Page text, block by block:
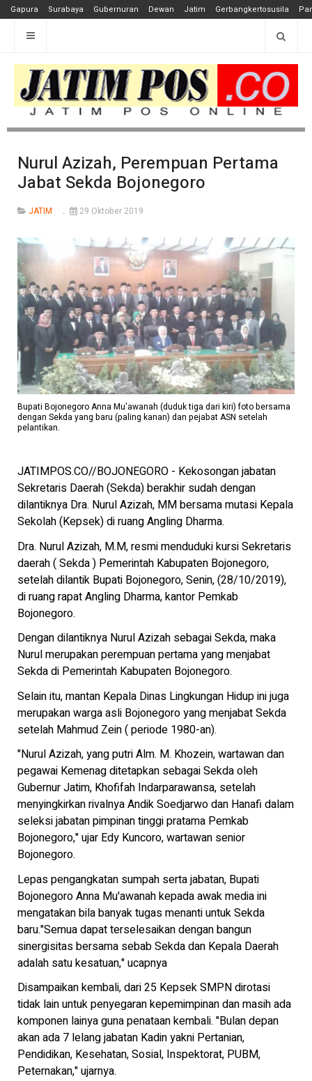
Gapura Surabaya Gubernuran Dewan Jatim Gerbangkertosusila
Nurul Azizah, Perempuan Pertama
Jabat Sekda Bojonegoro
JATIM 29 Oktober 2019
Bupati Bojonegoro Anna Mu'awanah (duduk tiga dari kiri) foto bersama
dengan Sekda yang baru (paling kanan) dan pejabat ASN setelah
pelantikan.
JATIMPOS.CO//BOJONEGORO - Kekosongan jabatan
Sekretaris Daerah (Sekda) berakhir sudah dengan
dilantiknya Dra. Nurul Azizah, MM bersama mutasi Kepala
Sekolah (Kepsek) di ruang Angling Dharma.
Dra. Nurul Azizah, M.M, resmi menduduki kursi Sekretaris
daerah ( Sekda ) Pemerintah Kabupaten Bojonegoro,
setelah dilantik Bupati Bojonegoro, Senin, (28/10/2019),
di ruang rapat Angling Dharma, kantor Pemkab
Bojonegoro.
Dengan dilantiknya Nurul Azizah sebagai Sekda, maka
Nurul merupakan perempuan pertama yang menjabat
Sekda di Pemerintah Kabupaten Bojonegoro.
Selain itu, mantan Kepala Dinas Lingkungan Hidup ini juga
merupakan warga asli Bojonegoro yang menjabat Sekda
setelah Mahmud Zein ( periode 1980-an).
"Nurul Azizah, yang putri Alm. M. Khozein, wartawan dan
pegawai Kemenag ditetapkan sebagai Sekda oleh
Gubernur Jatim, Khofifah Indarparawansa, setelah
menyingkirkan rivalnya Andik Soedjarwo dan Hanafi dalam
seleksi jabatan pimpinan tinggi pratama Pemkab
Bojonegoro," ujar Edy Kuncoro, wartawan senior
Bojonegoro.
Lepas pengangkatan sumpah serta jabatan, Bupati
Bojonegoro Anna Mu'awanah kepada awak media ini
mengatakan bila banyak tugas menanti untuk Sekda
baru."Semua dapat terselesaikan dengan bangun
sinergisitas bersama sebab Sekda dan Kepala Daerah
adalah satu kesatuan," ucapnya
Disampaikan kembali, dari 25 Kepsek SMPN dirotasi
tidak lain untuk penyegaran kepemimpinan dan masih ada
komponen lainya guna penataan kembali. "Bulan depan
akan ada 7 lelang jabatan Kadin yakni Pertanian,
Pendidikan, Kesehatan, Sosial, Inspektorat, PUBM,
Peternakan," ujarnya.